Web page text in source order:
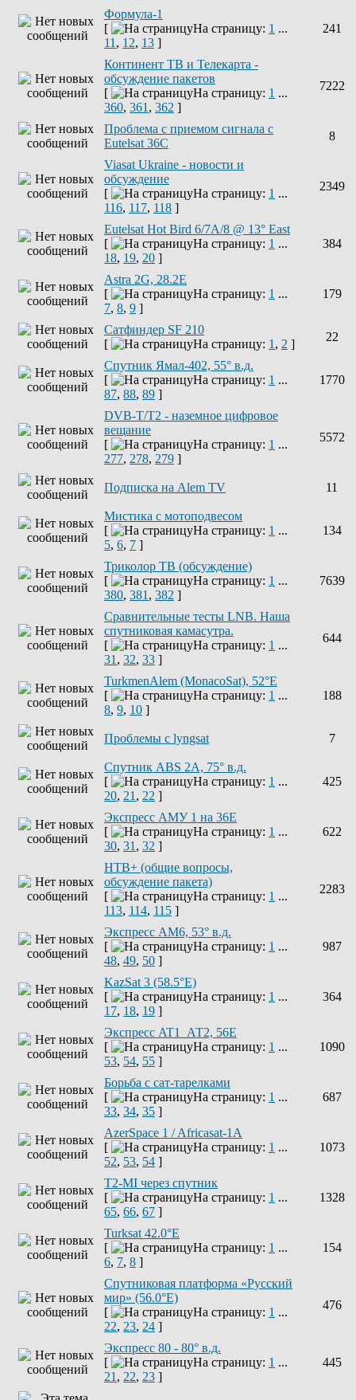
Формула-1
[
На страницу: 1 ...
11 , 12, 13 ]
241
Континент ТВ и Телекарта -
обсуждение пакетов
[
На страницу: 1 ...
360, 361 , 362 ]
7222
Проблема с приемом сигнала с
Eutelsat 36C
8
Viasat Ukraine - новости и
обсуждение
[
На страницу: 1 ...
116, 117, 118 ]
2349
Eutelsat Hot Bird 6/7A/8 @ 13° East
[
На страницу: 1 ...
18, 19, 20 ]
384
Astra 2G, 28.2E
[
На страницу: 1 ...
7, 8, 9 ]
179
Сатфиндер SF 210
[
На страницу: 1 , 2 ]
22
Спутник Ямал-402, 55° в.д.
[
На страницу: 1 ...
87, 88, 89 ]
1770
DVB-T/T2 - наземное цифровое
вещание
[
На страницу: 1 ...
277, 278, 279 ]
5572
Подписка на Alem TV 11
Мистика с мотоподвесом
[
На страницу: 1 ...
5, 6, 7 ]
134
Триколор ТВ (обсуждение)
[
На страницу: 1 ...
380, 381 , 382 ]
7639
Сравнительные тесты LNB. Наша
спутниковая камасутра.
[
На страницу: 1 ...
31 , 32, 33 ]
644
TurkmenAlem (MonacoSat), 52°E
[
На страницу: 1 ...
8, 9, 10 ]
188
Проблемы с lyngsat 7
Спутник ABS 2A, 75° в.д.
[
На страницу: 1 ...
20, 21 , 22 ]
425
Экспресс АМУ 1 на 36Е
[
На страницу: 1 ...
30, 31 , 32 ]
622
НТВ+ (общие вопросы,
обсуждение пакета)
[
На страницу: 1 ...
113, 114, 115 ]
2283
Экспресс AM6, 53° в.д.
[
На страницу: 1 ...
48, 49, 50 ]
987
KazSat 3 (58.5°E)
[
На страницу: 1 ...
17, 18, 19 ]
364
Экспресс AT1_АТ2, 56E
[
На страницу: 1 ...
53, 54, 55 ]
1090
Борьба с сат-тарелками
[
На страницу: 1 ...
33, 34, 35 ]
687
AzerSpace 1 / Africasat-1A
[
На страницу: 1 ...
52, 53, 54 ]
1073
T2-MI через спутник
[
На страницу: 1 ...
65, 66, 67 ]
1328
Turksat 42.0°E
[
На страницу: 1 ...
6, 7, 8 ]
154
Спутниковая платформа «Русский
мир» (56.0°E)
[
На страницу: 1 ...
22, 23, 24 ]
476
Экспресс 80 - 80° в.д.
[
На страницу: 1 ...
21 , 22, 23 ]
445